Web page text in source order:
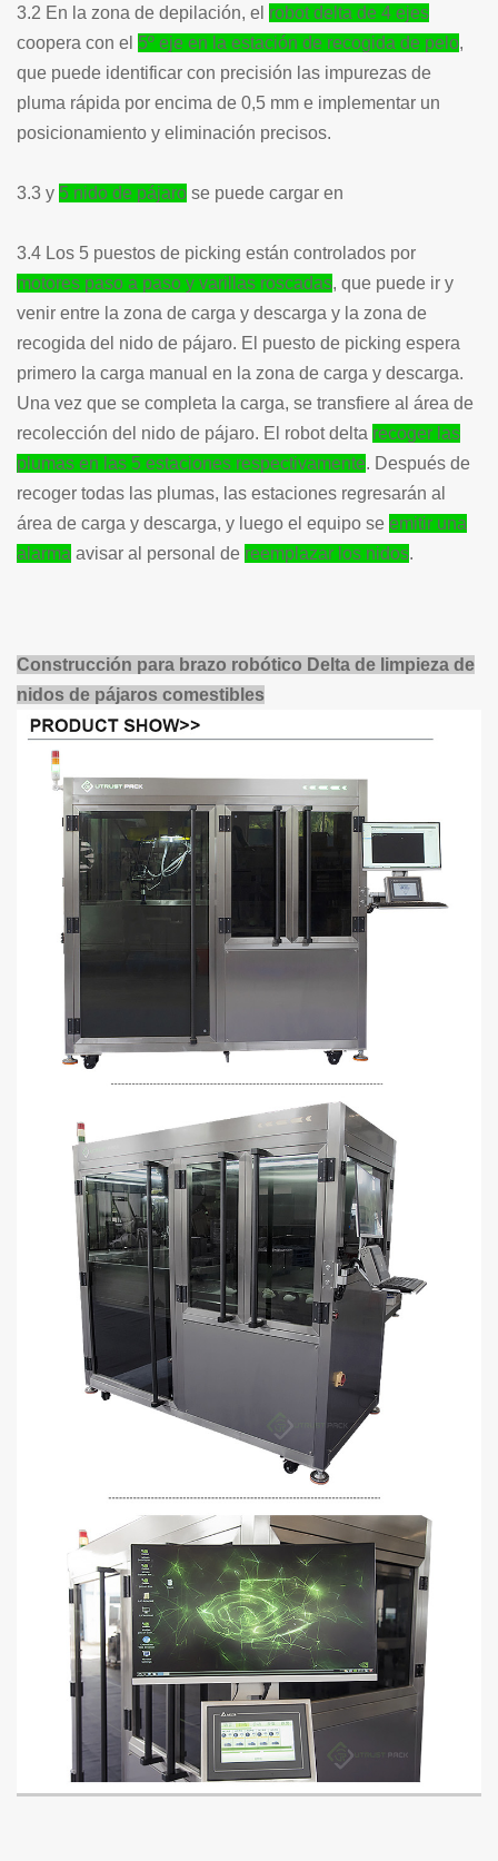
3.2 En la zona de depilación, el robot delta de 4 ejes
coopera con el 5º eje en la estación de recogida de pelo,
que puede identificar con precisión las impurezas de
pluma rápida por encima de 0,5 mm e implementar un
posicionamiento y eliminación precisos.
3.3 y 5 nido de pájaro se puede cargar en
3.4 Los 5 puestos de picking están controlados por
motores paso a paso y varillas roscadas, que puede ir y
venir entre la zona de carga y descarga y la zona de
recogida del nido de pájaro. El puesto de picking espera
primero la carga manual en la zona de carga y descarga.
Una vez que se completa la carga, se transfiere al área de
recolección del nido de pájaro. El robot delta recoger las
plumas en las 5 estaciones respectivamente. Después de
recoger todas las plumas, las estaciones regresarán al
área de carga y descarga, y luego el equipo se emitir una
alarma avisar al personal de reemplazar los nidos.
Construcción para brazo robótico Delta de limpieza de
nidos de pájaros comestibles